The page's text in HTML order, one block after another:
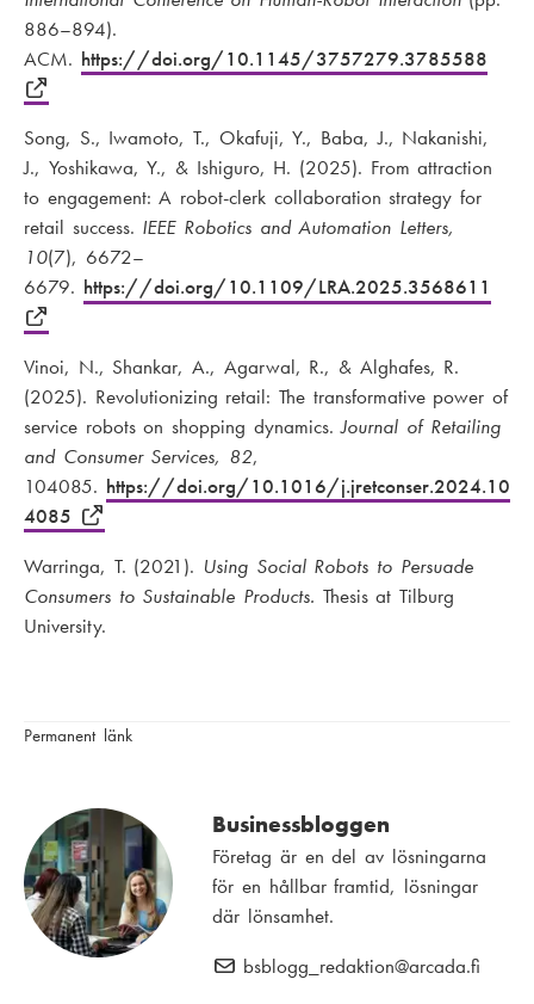
886–894).
ACM. https://doi.org/10.1145/3757279.3785588
Song, S., Iwamoto, T., Okafuji, Y., Baba, J., Nakanishi,
J., Yoshikawa, Y., & Ishiguro, H. (2025). From attraction
to engagement: A robot-clerk collaboration strategy for
retail success. IEEE Robotics and Automation Letters,
10(7), 6672–
6679. https://doi.org/10.1109/LRA.2025.3568611
Vinoi, N., Shankar, A., Agarwal, R., & Alghafes, R.
(2025). Revolutionizing retail: The transformative power of
service robots on shopping dynamics.Journal of Retailing
and Consumer Services, 82,
104085. https://doi.org/10.1016/j.jretconser.2024.10
4085
Warringa, T. (2021). Using Social Robots to Persuade
Consumers to Sustainable Products. Thesis at Tilburg
University.
Permanent länk
Businessbloggen
Företag är en del av lösningarna
för en hållbar framtid, lösningar
där lönsamhet.
E
bsblogg_redaktion@arcada.fi